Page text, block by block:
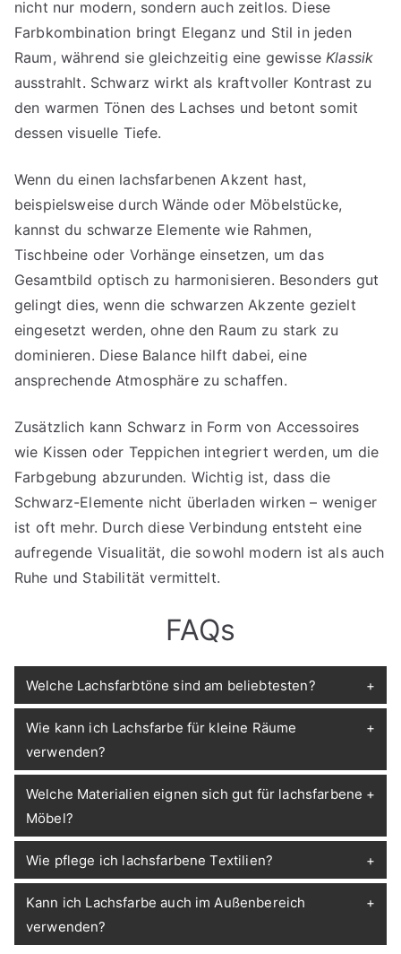
nicht nur modern, sondern auch zeitlos. Diese
Farbkombination bringt Eleganz und Stil in jeden
Raum, während sie gleichzeitig eine gewisseKlassik
ausstrahlt. Schwarz wirkt als kraftvoller Kontrast zu
den warmen Tönen des Lachses und betont somit
dessen visuelle Tiefe.
Wenn du einen lachsfarbenen Akzent hast,
beispielsweise durch Wände oder Möbelstücke,
kannst du schwarze Elemente wie Rahmen,
Tischbeine oder Vorhänge einsetzen, um das
Gesamtbild optisch zu harmonisieren. Besonders gut
gelingt dies, wenn die schwarzen Akzente gezielt
eingesetzt werden, ohne den Raum zu stark zu
dominieren. Diese Balance hilft dabei, eine
ansprechende Atmosphäre zu schaffen.
Zusätzlich kann Schwarz in Form von Accessoires
wie Kissen oder Teppichen integriert werden, um die
Farbgebung abzurunden. Wichtig ist, dass die
Schwarz-Elemente nicht überladen wirken – weniger
ist oft mehr. Durch diese Verbindung entsteht eine
aufregende Visualität, die sowohl modern ist als auch
Ruhe und Stabilität vermittelt.
FAQs
Welche Lachsfarbtöne sind am beliebtesten?
Wie kann ich Lachsfarbe für kleine Räume
verwenden?
Welche Materialien eignen sich gut für lachsfarbene
Möbel?
Wie pflege ich lachsfarbene Textilien?
Kann ich Lachsfarbe auch im Außenbereich
verwenden?